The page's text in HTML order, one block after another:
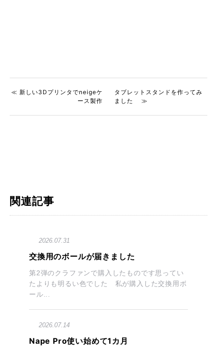
≪ 新しい3Dプリンタでneigeケ
ース製作
タブレットスタンドを作ってみ
ました ≫
関連記事
2026.07.31
交換用のボールが届きました
第2弾のクラファンで購入したものです思ってい
たよりも明るい色でした 私が購入した交換用ボ
ール...
2026.07.14
Nape Pro使い始めて1カ月